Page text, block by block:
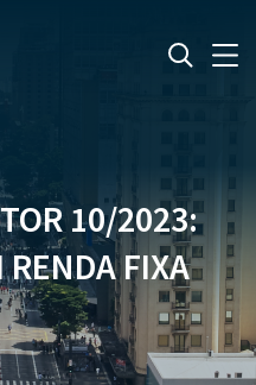
10/2023:
FIXA